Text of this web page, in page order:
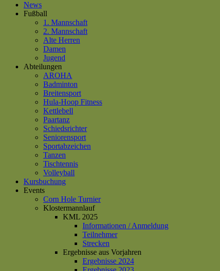
News
Fußball
1. Mannschaft
2. Mannschaft
Alte Herren
Damen
Jugend
Abteilungen
AROHA
Badminton
Breitensport
Hula-Hoop Fitness
Kettlebell
Paartanz
Schiedsrichter
Seniorensport
Sportabzeichen
Tanzen
Tischtennis
Volleyball
Kursbuchung
Events
Corn Hole Turnier
Klostermannlauf
KML 2025
Informationen / Anmeldung
Teilnehmer
Strecken
Ergebnisse aus Vorjahren
Ergebnisse 2024